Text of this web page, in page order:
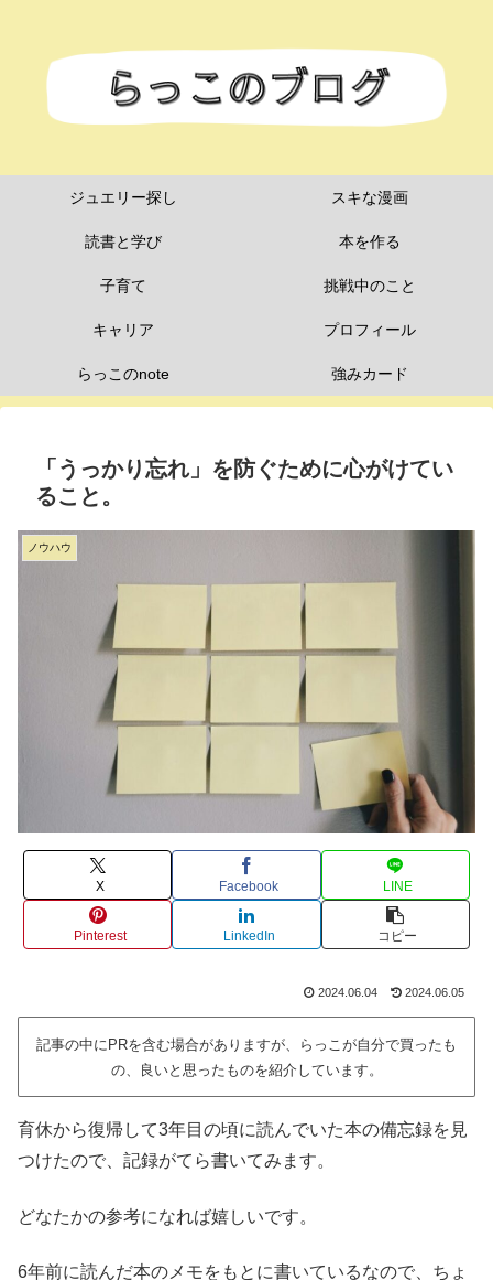
ジュエリー探し スキな漫画
読書と学び 本を作る
子育て 挑戦中のこと
キャリア プロフィール
らっこのnote 強みカード
「うっかり忘れ」を防ぐために心がけてい
ること。
ノウハウ
X Facebook LINE
Pinterest LinkedIn コピー
2024.06.04 2024.06.05
記事の中にPRを含む場合がありますが、らっこが自分で買ったも
の、良いと思ったものを紹介しています。
育休から復帰して3年目の頃に読んでいた本の備忘録を見
つけたので、記録がてら書いてみます。
どなたかの参考になれば嬉しいです。
6年前に読んだ本のメモをもとに書いているなので、ちょ